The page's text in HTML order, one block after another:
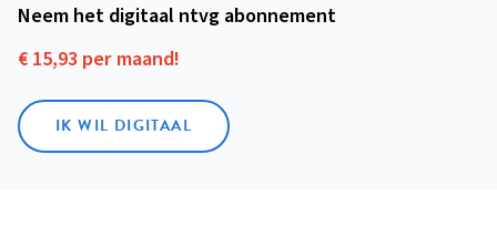
Neem het digitaal ntvg abonnement
€ 15,93 per maand!
IK WIL DIGITAAL